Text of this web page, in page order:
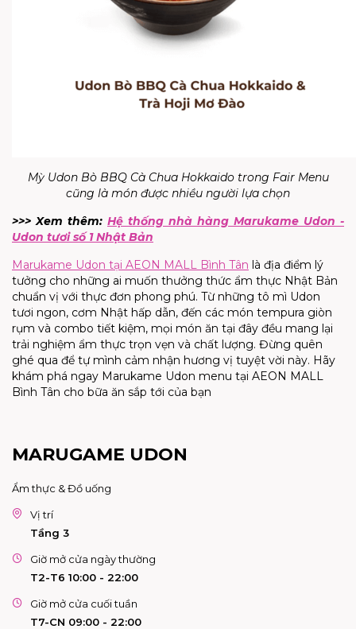
Mỳ Udon Bò BBQ Cà Chua Hokkaido trong Fair Menu
cũng là món được nhiều người lựa chọn
>>> Xem thêm: Hệ thống nhà hàng Marukame Udon -
Udon tươi số 1 Nhật Bản
Marukame Udon tại AEON MALL Bình Tân là địa điểm lý
tưởng cho những ai muốn thưởng thức ẩm thực Nhật Bản
chuẩn vị với thực đơn phong phú. Từ những tô mì Udon
tươi ngon, cơm Nhật hấp dẫn, đến các món tempura giòn
rụm và combo tiết kiệm, mọi món ăn tại đây đều mang lại
trải nghiệm ẩm thực trọn vẹn và chất lượng. Đừng quên
ghé qua để tự mình cảm nhận hương vị tuyệt vời này. Hãy
khám phá ngay Marukame Udon menu tại AEON MALL
Bình Tân cho bữa ăn sắp tới của bạn
MARUGAME UDON
Ẩm thực & Đồ uống
Vị trí
Tầng 3
Giờ mở cửa ngày thường
T2-T6 10:00 - 22:00
Giờ mở cửa cuối tuần
T7-CN 09:00 - 22:00